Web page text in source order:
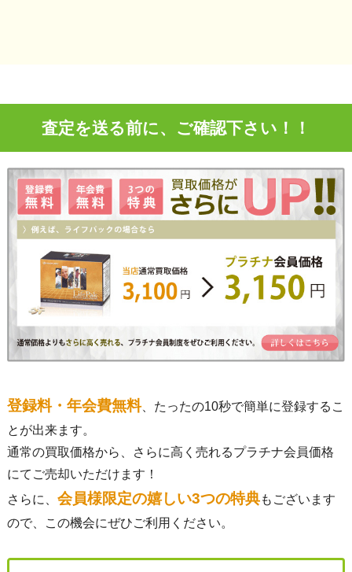
査定を送る前に、ご確認下さい！！
登録料・年会費無料、たったの10秒で簡単に登録するこ
とが出来ます。
通常の買取価格から、さらに高く売れるプラチナ会員価格
にてご売却いただけます！
さらに、 会員様限定の嬉しい3つの特典もございます
ので、この機会にぜひご利用ください。